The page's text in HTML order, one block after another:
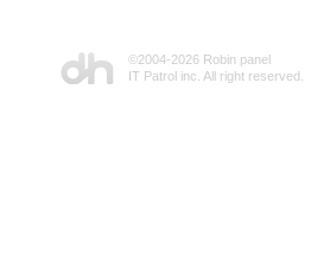
©2004-2026 Robin panel
IT Patrol inc. All right reserved.